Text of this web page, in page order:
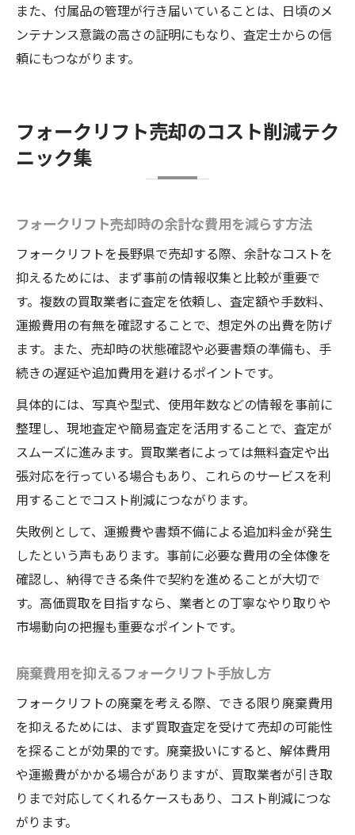
また、付属品の管理が行き届いていることは、日頃のメ
ンテナンス意識の高さの証明にもなり、査定士からの信
頼にもつながります。
フォークリフト売却のコスト削減テク
ニック集
フォークリフト売却時の余計な費用を減らす方法
フォークリフトを長野県で売却する際、余計なコストを
抑えるためには、まず事前の情報収集と比較が重要で
す。複数の買取業者に査定を依頼し、査定額や手数料、
運搬費用の有無を確認することで、想定外の出費を防げ
ます。また、売却時の状態確認や必要書類の準備も、手
続きの遅延や追加費用を避けるポイントです。
具体的には、写真や型式、使用年数などの情報を事前に
整理し、現地査定や簡易査定を活用することで、査定が
スムーズに進みます。買取業者によっては無料査定や出
張対応を行っている場合もあり、これらのサービスを利
用することでコスト削減につながります。
失敗例として、運搬費や書類不備による追加料金が発生
したという声もあります。事前に必要な費用の全体像を
確認し、納得できる条件で契約を進めることが大切で
す。高価買取を目指すなら、業者との丁寧なやり取りや
市場動向の把握も重要なポイントです。
廃棄費用を抑えるフォークリフト手放し方
フォークリフトの廃棄を考える際、できる限り廃棄費用
を抑えるためには、まず買取査定を受けて売却の可能性
を探ることが効果的です。廃棄扱いにすると、解体費用
や運搬費がかかる場合がありますが、買取業者が引き取
りまで対応してくれるケースもあり、コスト削減につな
がります。